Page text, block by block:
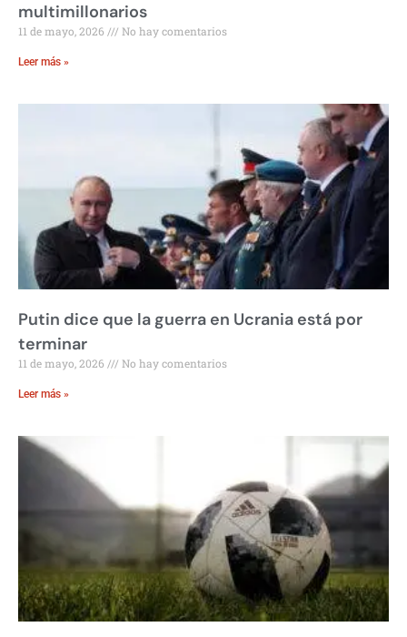
multimillonarios
11 de mayo, 2026 No hay comentarios
Leer más »
Putin dice que la guerra en Ucrania está por
terminar
11 de mayo, 2026 No hay comentarios
Leer más »